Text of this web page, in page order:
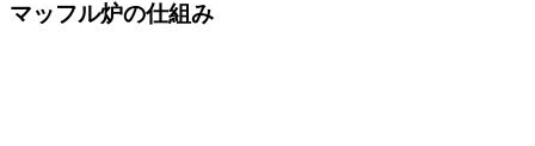
マッフル炉の仕組み